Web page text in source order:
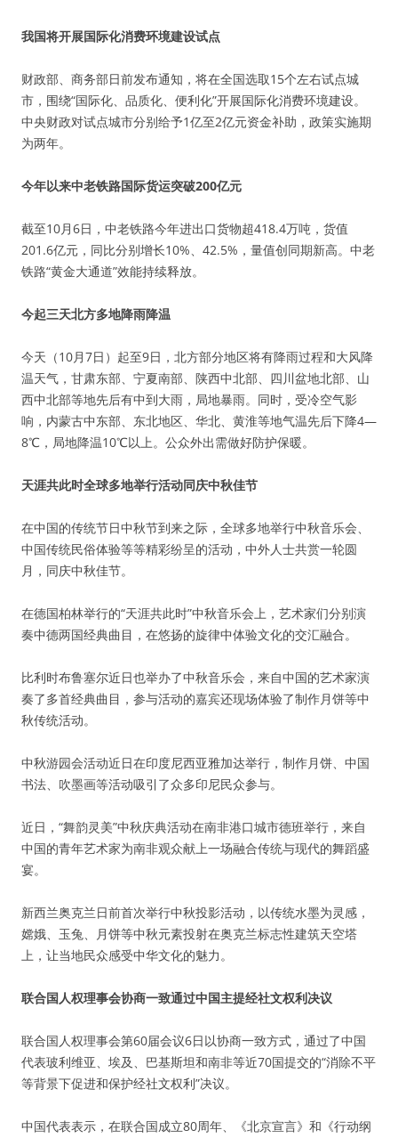
我国将开展国际化消费环境建设试点
财政部、商务部日前发布通知，将在全国选取15个左右试点城
市，围绕“国际化、品质化、便利化”开展国际化消费环境建设。
中央财政对试点城市分别给予1亿至2亿元资金补助，政策实施期
为两年。
今年以来中老铁路国际货运突破200亿元
截至10月6日，中老铁路今年进出口货物超418.4万吨，货值
201.6亿元，同比分别增长10%、42.5%，量值创同期新高。中老
铁路“黄金大通道”效能持续释放。
今起三天北方多地降雨降温
今天（10月7日）起至9日，北方部分地区将有降雨过程和大风降
温天气，甘肃东部、宁夏南部、陕西中北部、四川盆地北部、山
西中北部等地先后有中到大雨，局地暴雨。同时，受冷空气影
响，内蒙古中东部、东北地区、华北、黄淮等地气温先后下降4—
8℃，局地降温10℃以上。公众外出需做好防护保暖。
天涯共此时全球多地举行活动同庆中秋佳节
在中国的传统节日中秋节到来之际，全球多地举行中秋音乐会、
中国传统民俗体验等等精彩纷呈的活动，中外人士共赏一轮圆
月，同庆中秋佳节。
在德国柏林举行的“天涯共此时”中秋音乐会上，艺术家们分别演
奏中德两国经典曲目，在悠扬的旋律中体验文化的交汇融合。
比利时布鲁塞尔近日也举办了中秋音乐会，来自中国的艺术家演
奏了多首经典曲目，参与活动的嘉宾还现场体验了制作月饼等中
秋传统活动。
中秋游园会活动近日在印度尼西亚雅加达举行，制作月饼、中国
书法、吹墨画等活动吸引了众多印尼民众参与。
近日，“舞韵灵美”中秋庆典活动在南非港口城市德班举行，来自
中国的青年艺术家为南非观众献上一场融合传统与现代的舞蹈盛
宴。
新西兰奥克兰日前首次举行中秋投影活动，以传统水墨为灵感，
嫦娥、玉兔、月饼等中秋元素投射在奥克兰标志性建筑天空塔
上，让当地民众感受中华文化的魅力。
联合国人权理事会协商一致通过中国主提经社文权利决议
联合国人权理事会第60届会议6日以协商一致方式，通过了中国
代表玻利维亚、埃及、巴基斯坦和南非等近70国提交的“消除不平
等背景下促进和保护经社文权利”决议。
中国代表表示，在联合国成立80周年、《北京宣言》和《行动纲